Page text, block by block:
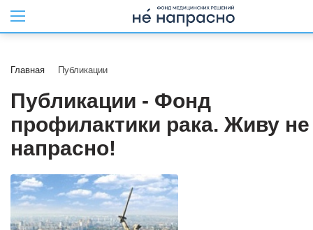
Главная Публикации
Публикации - Фонд
профилактики рака. Живу не
напрасно!